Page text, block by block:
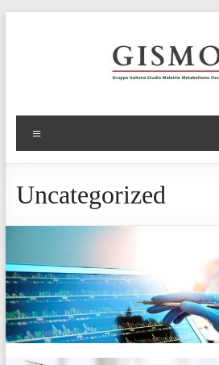
Uncategorized